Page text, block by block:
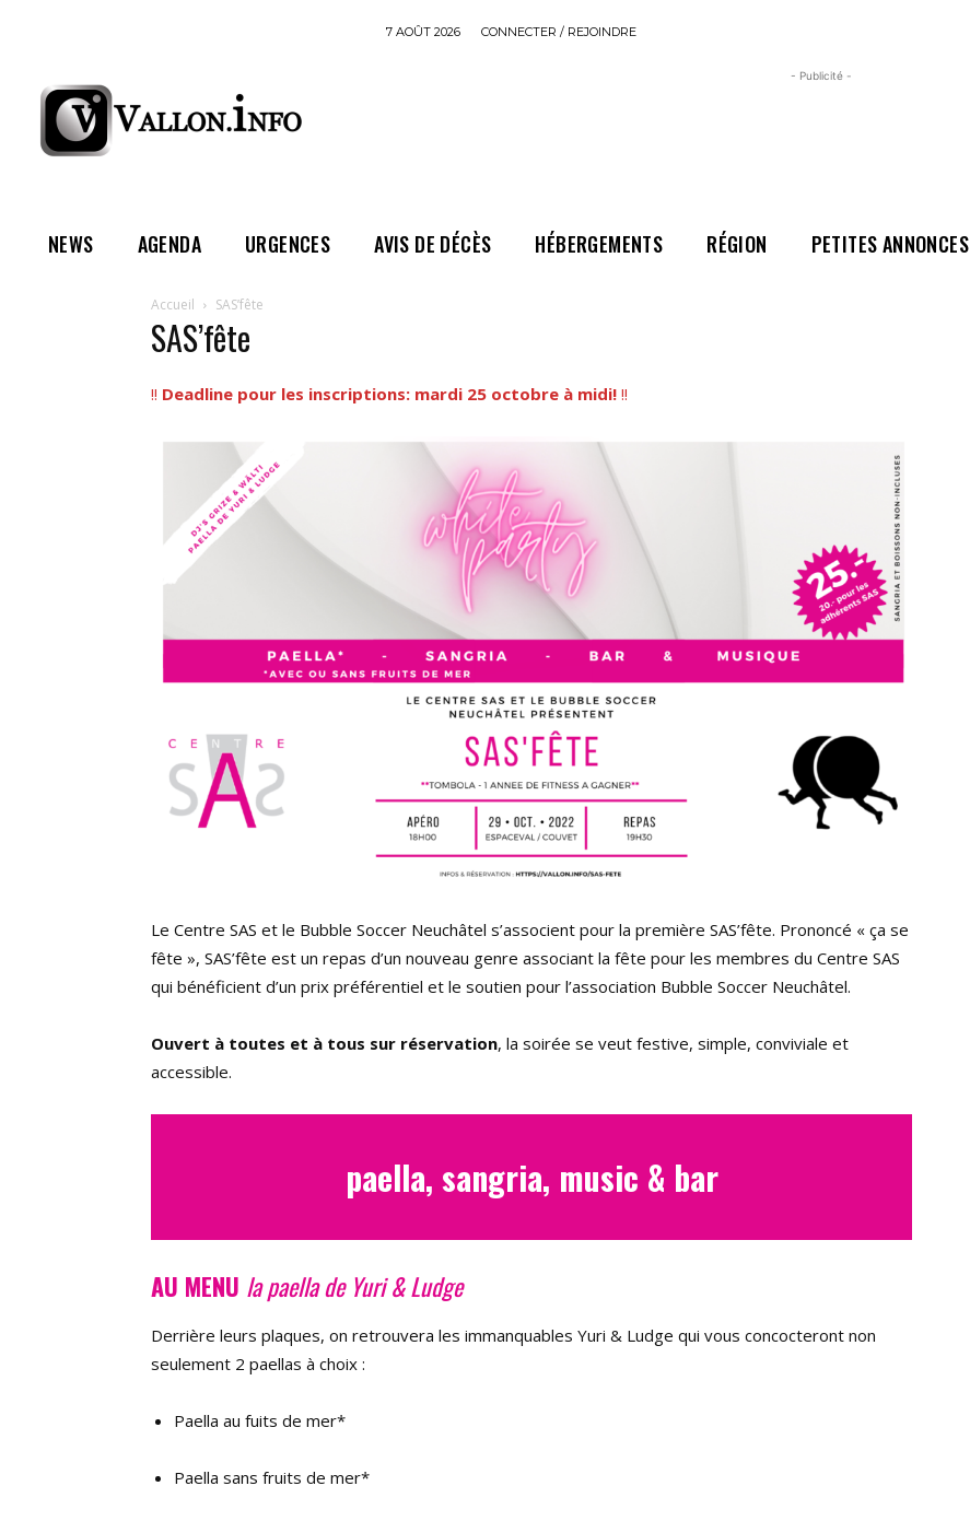
7 AOÛT 2026 CONNECTER / REJOINDRE
- Publicité -
NEWS AGENDA URGENCES AVIS DE DÉCÈS HÉBERGEMENTS RÉGION PETITES ANNONCES
Accueil SAS’fête
SAS’fête
!! Deadline pour les inscriptions: mardi 25 octobre à midi! !!
Le Centre SAS et le Bubble Soccer Neuchâtel s’associent pour la première SAS’fête. Prononcé « ça se
fête », SAS’fête est un repas d’un nouveau genre associant la fête pour les membres du Centre SAS
qui bénéficient d’un prix préférentiel et le soutien pour l’association Bubble Soccer Neuchâtel.
Ouvert à toutes et à tous sur réservation, la soirée se veut festive, simple, conviviale et
accessible.
paella, sangria, music & bar
AU MENU la paella de Yuri & Ludge
Derrière leurs plaques, on retrouvera les immanquables Yuri & Ludge qui vous concocteront non
seulement 2 paellas à choix :
Paella au fuits de mer*
Paella sans fruits de mer*